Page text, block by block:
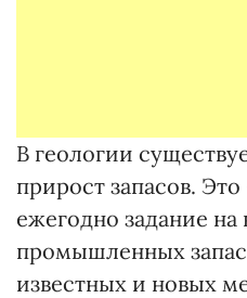
В геологии
прирост запасов.
ежегодно задание на
промышленных
известных и новых